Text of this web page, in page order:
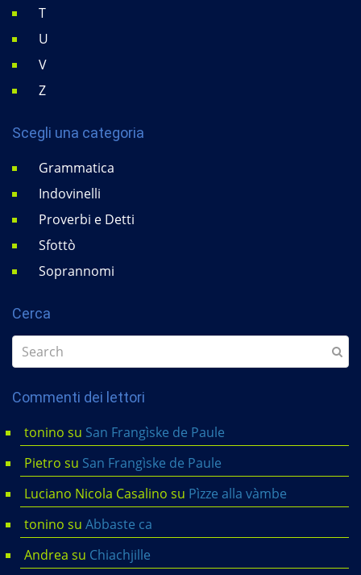
T
U
V
Z
Scegli una categoria
Grammatica
Indovinelli
Proverbi e Detti
Sfottò
Soprannomi
Cerca
Commenti dei lettori
tonino su San Frangìske de Paule
Pietro su San Frangìske de Paule
Luciano Nicola Casalino su Pìzze alla vàmbe
tonino su Abbaste ca
Andrea su Chiachjille